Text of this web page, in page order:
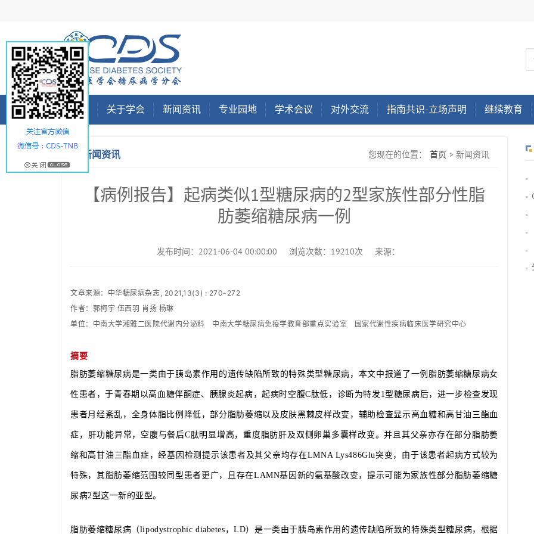
首页 关于学会 新闻资讯 专业园地 学术会议 对外交流 指南共识-立场声明 继续教育
新闻资讯 您现在的位置： 首页 > 新闻资讯
【病例报告】起病类似1型糖尿病的2型家族性部分性脂
肪萎缩糖尿病一例
发布时间：2021-06-04 00:00:00 浏览次数：19210次 来源：
文章来源： 中华糖尿病杂志, 2021,13(3) : 270-272
作者：郭柯宇 伍西羽 肖扬 杨琳
单位：中南大学湘雅二医院代谢内分泌科　中南大学糖尿病免疫学教育部重点实验室　国家代谢性疾病临床医学研究中心
摘要
脂肪萎缩糖尿病是一类由于胰岛素作用的遗传缺陷所致的特殊类型糖尿病，本文中报道了一例脂肪萎缩糖尿病女
性患者，于青春期以高血糖伴酮症、胰腺炎起病，起病时空腹C肽低，诊断为特发1型糖尿病后，进一步检查发现
患者月经紊乱，全身体脂比例降低，部分脂肪萎缩以及皮肤黑棘皮样改变，辅助检查显示高血糖和高甘油三酯血
症，肝功能异常，空腹与餐后C肽明显增高，重度脂肪肝及双侧卵巢多囊样改变。并且其父亲亦存在部分脂肪萎
缩和高甘油三酯血症，经基因检测提示该患者及其父亲均存在LMNA Lys486Glu突变，由于该患者起病方式较为
特殊，其脂肪萎缩范围较同型患者更广，且存在LAMN基因新的氨基酸改变，提示可能为家族性部分脂肪萎缩糖
尿病2型这一新的亚型。
脂肪萎缩糖尿病（lipodystrophic diabetes，LD）是一类由于胰岛素作用的遗传缺陷所致的特殊类型糖尿病，根据